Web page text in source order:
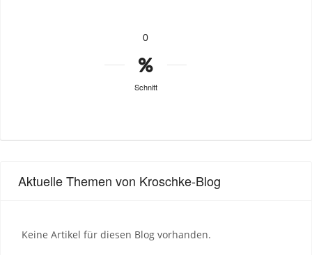
0
Schnitt
Aktuelle Themen von Kroschke-Blog
Keine Artikel für diesen Blog vorhanden.